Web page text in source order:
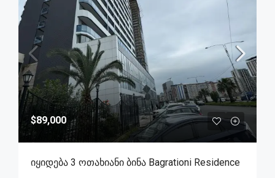
$89,000
Იყიდება 3 Ოთახიანი Ბინა Bagrationi Residence